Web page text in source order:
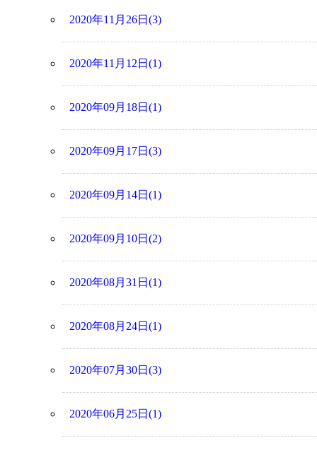
2020年11月26日(3)
2020年11月12日(1)
2020年09月18日(1)
2020年09月17日(3)
2020年09月14日(1)
2020年09月10日(2)
2020年08月31日(1)
2020年08月24日(1)
2020年07月30日(3)
2020年06月25日(1)